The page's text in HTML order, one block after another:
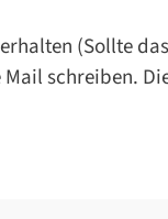
(Sollte
schreiben.